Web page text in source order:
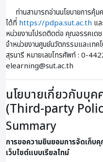
ท่านสามารถอ่านนโยบายการคุ้
ได้ที่ https://pdpa.sut.ac.th แ
หน่วยงานโปรดติดต่อ คุณอรรคเด
จําหน่วยงานศูนย์นวัตกรรมและเทค
สุรนารี หมายเลขโทรศัพท์ : 0-
elearning@sut.ac.th
นโยบายเกี่ยวกับบุค
(Third-party
Summary
การขอความยินยอมการจัดเก็บ
เว็บไซต์แบบเรียลไทม์